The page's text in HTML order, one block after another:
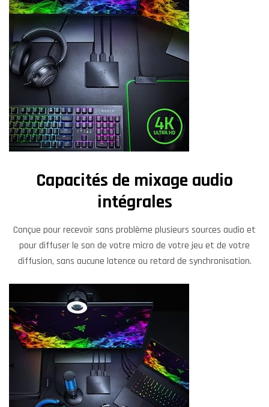
Capacités de mixage audio
intégrales
Conçue pour recevoir sans problème plusieurs sources audio et
pour diffuser le son de votre micro de votre jeu et de votre
diffusion, sans aucune latence ou retard de synchronisation.